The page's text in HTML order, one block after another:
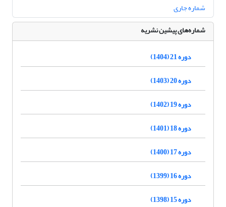
شماره جاری
شماره‌های پیشین نشریه
دوره 21 (1404)
دوره 20 (1403)
دوره 19 (1402)
دوره 18 (1401)
دوره 17 (1400)
دوره 16 (1399)
دوره 15 (1398)